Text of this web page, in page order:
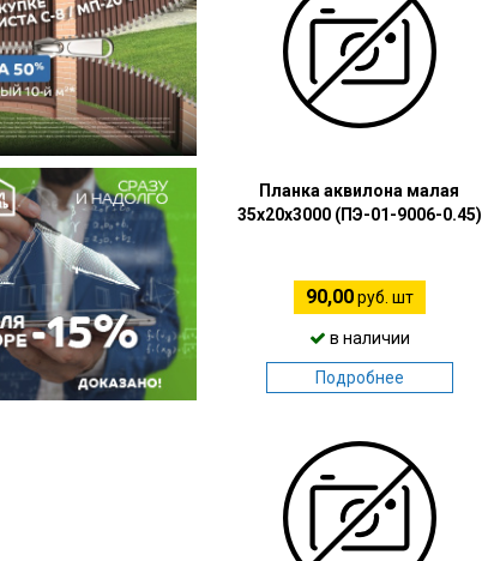
Планка аквилона малая
35х20х3000 (ПЭ-01-9006-0.45)
90,00руб. шт
в наличии
Подробнее